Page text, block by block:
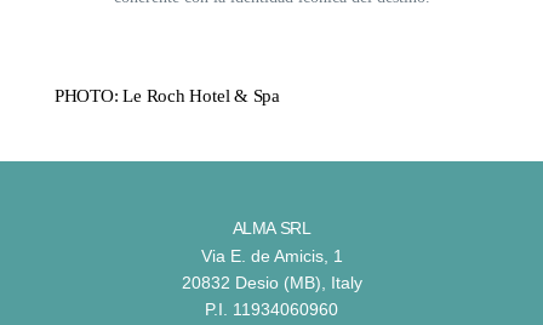
PHOTO: Le Roch Hotel & Spa
ALMA SRL
Via E. de Amicis, 1
20832 Desio (MB), Italy
P.I. 11934060960